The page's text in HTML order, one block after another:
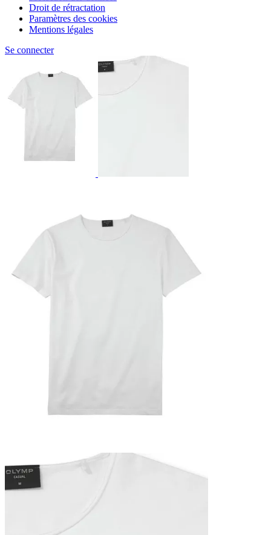
Droit de rétractation
Paramètres des cookies
Mentions légales
Se connecter